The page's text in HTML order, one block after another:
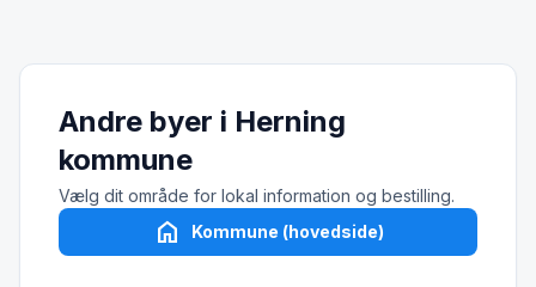
Andre byer i Herning
kommune
Vælg dit område for lokal information og bestilling.
home Kommune (hovedside)